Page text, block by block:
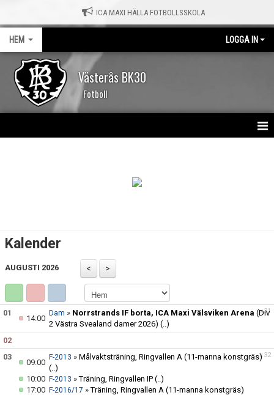
ICA MAXI HÄLLA FOTBOLLSSKOLA
HEM LOGGA IN
Västerås BK30
Fotboll
KONTAKT
VÅRA LAG/TRÄNARE
NY I BK30
WIMANS MINNESFOND
DOKUMENT
Kalender
AUGUSTI 2026
v.31
01
14:00
Dam » Norrstrands IF borta, ICA Maxi Välsviken Arena (Div
2 Västra Svealand damer 2026) (..)
02
v.32
03
09:00
F-2013 » Målvaktsträning, Ringvallen A (11-manna konstgräs)
(..)
10:00 F-2013 »Träning, Ringvallen IP (..)
17:00 F-2016/17 »Träning, Ringvallen A (11-manna konstgräs)